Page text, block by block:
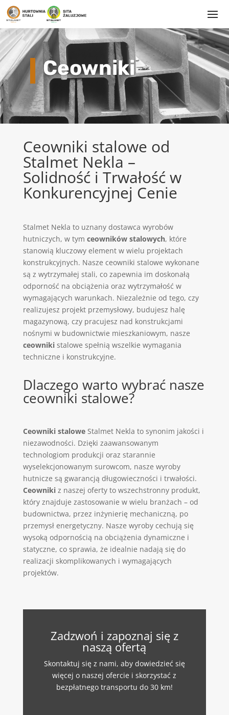
Ceowniki
Ceowniki stalowe od
Stalmet Nekla –
Solidność i Trwałość w
Konkurencyjnej Cenie
Stalmet Nekla to uznany dostawca wyrobów
hutniczych, w tym ceowników stalowych, które
stanowią kluczowy element w wielu projektach
konstrukcyjnych. Nasze ceowniki stalowe wykonane
są z wytrzymałej stali, co zapewnia im doskonałą
odporność na obciążenia oraz wytrzymałość w
wymagających warunkach. Niezależnie od tego, czy
realizujesz projekt przemysłowy, budujesz halę
magazynową, czy pracujesz nad konstrukcjami
nośnymi w budownictwie mieszkaniowym, nasze
ceownikistalowe spełnią wszelkie wymagania
techniczne i konstrukcyjne.
Dlaczego warto wybrać nasze
ceowniki stalowe?
Ceowniki staloweStalmet Nekla to synonim jakości i
niezawodności. Dzięki zaawansowanym
technologiom produkcji oraz starannie
wyselekcjonowanym surowcom, nasze wyroby
hutnicze są gwarancją długowieczności i trwałości.
Ceownikiz naszej oferty to wszechstronny produkt,
który znajduje zastosowanie w wielu branżach – od
budownictwa, przez inżynierię mechaniczną, po
przemysł energetyczny. Nasze wyroby cechują się
wysoką odpornością na obciążenia dynamiczne i
statyczne, co sprawia, że idealnie nadają się do
realizacji skomplikowanych i wymagających
projektów.
Zadzwoń i zapoznaj się z
naszą ofertą
Skontaktuj się z nami, aby dowiedzieć się
więcej o naszej ofercie i skorzystać z
bezpłatnego transportu do 30 km!